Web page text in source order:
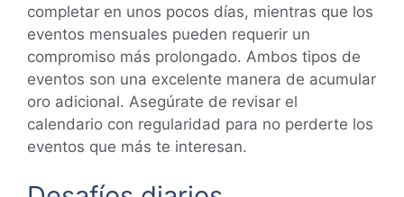
completar en unos pocos días, mientras que los
eventos mensuales pueden requerir un
compromiso más prolongado. Ambos tipos de
eventos son una excelente manera de acumular
oro adicional. Asegúrate de revisar el
calendario con regularidad para no perderte los
eventos que más te interesan.